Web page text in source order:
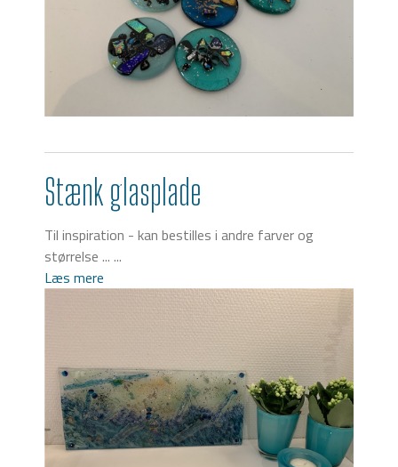
Stænk glasplade
Til inspiration - kan bestilles i andre farver og
størrelse ... ...
Læs mere